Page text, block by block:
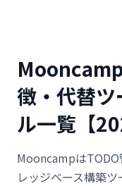
徴・代替
ル一覧【
Mooncampは
レッジベース構築